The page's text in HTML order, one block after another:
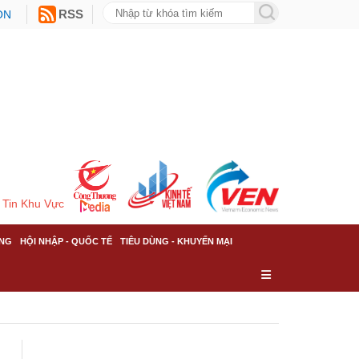
RSS
Tin Khu Vực
HỘI NHẬP - QUỐC TẾ TIÊU DÙNG - KHUYẾN MẠI